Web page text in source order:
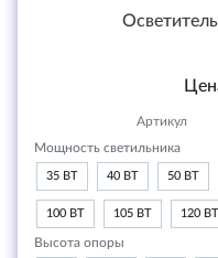
Артикул
Мощность светильника
35 ВТ 40 ВТ 50 ВТ
100 ВТ 105 ВТ 120 ВТ
Высота опоры